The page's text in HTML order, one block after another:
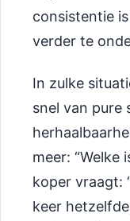
consistentie
verder te
In zulke
snel van pure
meer: “Welke
koper vraagt:
keer